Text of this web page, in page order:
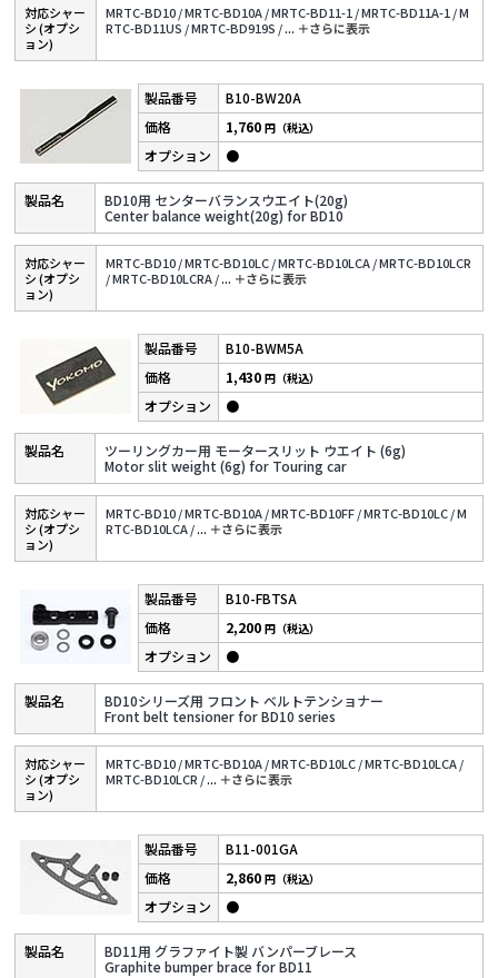
対応シャー
シ (オプシ
ョン)
MRTC-BD10 /MRTC-BD10A /MRTC-BD11-1 /MRTC-BD11A-1 /M
RTC-BD11US /MRTC-BD919S /... ＋さらに表⽰
B10-BW20A
BD10用 センターバランスウエイト(20g)
Center balance weight(20g) for BD10
1,760円（税込）
●
対応シャー
シ (オプシ
ョン)
MRTC-BD10 /MRTC-BD10LC /MRTC-BD10LCA /MRTC-BD10LCR
/MRTC-BD10LCRA /... ＋さらに表⽰
B10-BWM5A
ツーリングカー用 モータースリット ウエイト (6g)
Motor slit weight (6g) for Touring car
1,430円（税込）
●
対応シャー
シ (オプシ
ョン)
MRTC-BD10 /MRTC-BD10A /MRTC-BD10FF /MRTC-BD10LC /M
RTC-BD10LCA /... ＋さらに表⽰
B10-FBTSA
BD10シリーズ用 フロント ベルトテンショナー
Front belt tensioner for BD10 series
2,200円（税込）
●
対応シャー
シ (オプシ
ョン)
MRTC-BD10 /MRTC-BD10A /MRTC-BD10LC /MRTC-BD10LCA /
MRTC-BD10LCR /... ＋さらに表⽰
B11-001GA
BD11用 グラファイト製 バンパーブレース
Graphite bumper brace for BD11
2,860円（税込）
●